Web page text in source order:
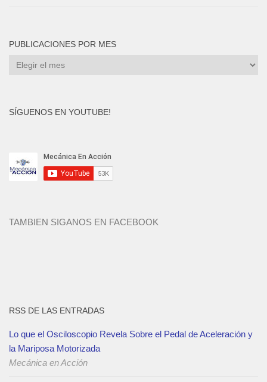
PUBLICACIONES POR MES
Publicaciones
SÍGUENOS EN YOUTUBE!
TAMBIEN SIGANOS EN FACEBOOK
RSS DE LAS ENTRADAS
Lo que el Osciloscopio Revela Sobre el Pedal de Aceleración y
la Mariposa Motorizada
Mecánica en Acción